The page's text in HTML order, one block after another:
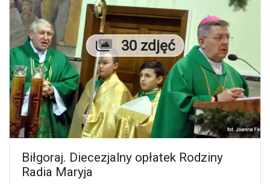
Liczba zdjęć
30 zdjęć
Biłgoraj. Diecezjalny opłatek Rodziny
Radia Maryja